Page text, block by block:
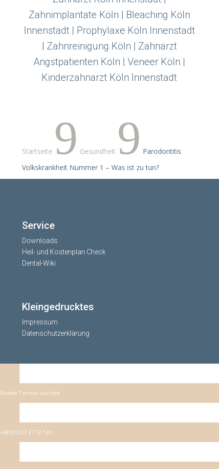
Zahnimplantate Köln | Bleaching Köln
Innenstadt | Prophylaxe Köln Innenstadt
| Zahnreinigung Köln | Zahnarzt
Angstpatienten Köln | Veneer Köln |
Kinderzahnarzt Köln Innenstadt
Startseite 9 Gesundheit 9 Parodontitis
Volkskrankheit Nummer 1 – Was ist zu tun?
Service
Downloads
Heil- und Kostenplan Check
Dental-Wiki
Kleingedrucktes
Impressum
Datenschutzerklärung
Online Termin buchen
+49 (0) 221 27 12 120